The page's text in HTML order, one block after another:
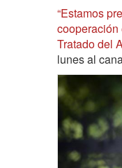
“Estamos
cooperación
Tratado del
lunes al